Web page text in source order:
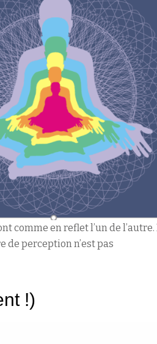
comme en reflet l’un de l’autre.
de perception n’est pas
!)